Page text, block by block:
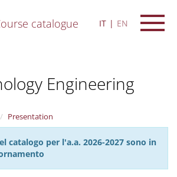
catalogue IT EN
Engineering
Presentation
catalogo per l'a.a. 2026-2027 sono in